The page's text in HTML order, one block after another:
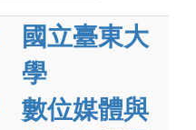
國立臺東大
學
數位媒體與